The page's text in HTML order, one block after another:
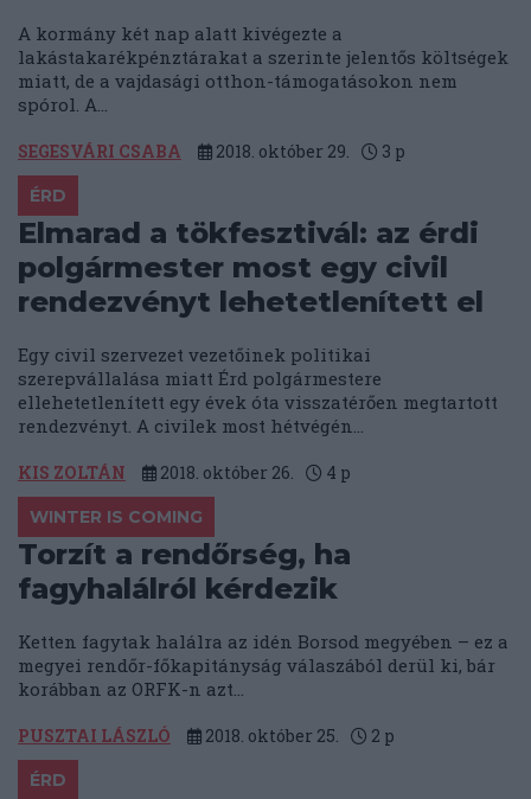
A kormány két nap alatt kivégezte a
lakástakarékpénztárakat a szerinte jelentős költségek
miatt, de a vajdasági otthon-támogatásokon nem
spórol. A...
SEGESVÁRI CSABA 2018. október 29. 3 p
ÉRD
Elmarad a tökfesztivál: az érdi
polgármester most egy civil
rendezvényt lehetetlenített el
Egy civil szervezet vezetőinek politikai
szerepvállalása miatt Érd polgármestere
ellehetetlenített egy évek óta visszatérően megtartott
rendezvényt. A civilek most hétvégén...
KIS ZOLTÁN 2018. október 26. 4 p
WINTER IS COMING
Torzít a rendőrség, ha
fagyhalálról kérdezik
Ketten fagytak halálra az idén Borsod megyében – ez a
megyei rendőr-főkapitányság válaszából derül ki, bár
korábban az ORFK-n azt...
PUSZTAI LÁSZLÓ 2018. október 25. 2 p
ÉRD